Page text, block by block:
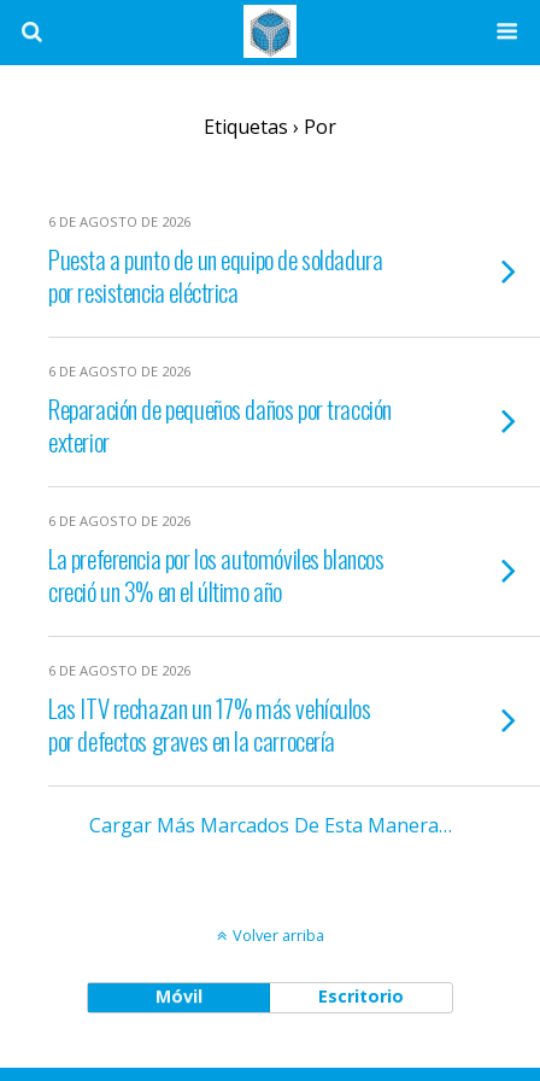
Etiquetas › Por
6 DE AGOSTO DE 2026
Puesta a punto de un equipo de soldadura
por resistencia eléctrica
6 DE AGOSTO DE 2026
Reparación de pequeños daños por tracción
exterior
6 DE AGOSTO DE 2026
La preferencia por los automóviles blancos
creció un 3% en el último año
6 DE AGOSTO DE 2026
Las ITV rechazan un 17% más vehículos
por defectos graves en la carrocería
Cargar Más Marcados De Esta Manera…
Volver arriba
Móvil Escritorio